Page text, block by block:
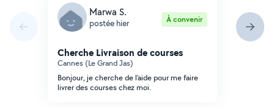
Marwa S.
postée hier À convenir
Cherche Livraison de courses
Cannes (Le Grand Jas)
Bonjour, je cherche de l'aide pour me faire
livrer des courses chez moi.